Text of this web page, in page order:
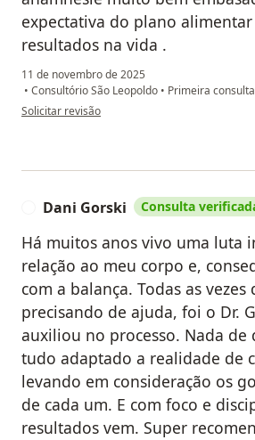
expectativa do plano
resultados na vida .
11 de novembro de 2025
• Consultório São Leopoldo • Primeira
na opinião do utilizador Karin Kunz
Solicitar revisão
Dani Gorski Consulta
Há muitos anos vivo uma luta
relação ao meu corpo e,
com a balança. Todas as vezes
precisando de ajuda, foi o Dr.
auxiliou no processo. Nada de
tudo adaptado a realidade de
levando em consideração os
de cada um. E com foco e
resultados vem. Super